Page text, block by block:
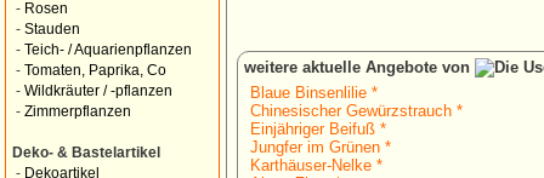
- Rosen
- Stauden
- Teich- / Aquarienpflanzen
- Tomaten, Paprika, Co
- Wildkräuter / -pflanzen
- Zimmerpflanzen
Deko- & Bastelartikel
- Dekoartikel
weitere aktuelle Angebote von
Blaue Binsenlilie *
Chinesischer Gewürzstrauch *
Einjähriger Beifuß *
Jungfer im Grünen *
Karthäuser-Nelke *